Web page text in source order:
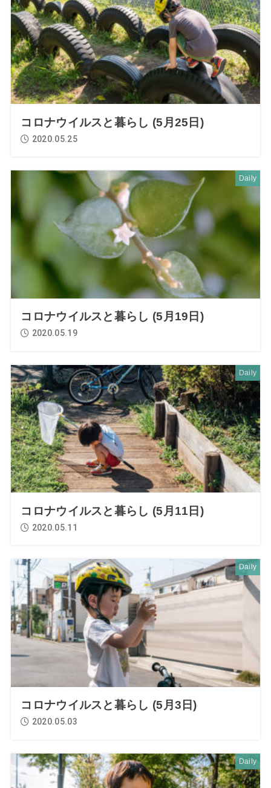
コロナウイルスと暮らし (5月25日)
2020.05.25
Daily
コロナウイルスと暮らし (5月19日)
2020.05.19
Daily
コロナウイルスと暮らし (5月11日)
2020.05.11
Daily
コロナウイルスと暮らし (5月3日)
2020.05.03
Daily